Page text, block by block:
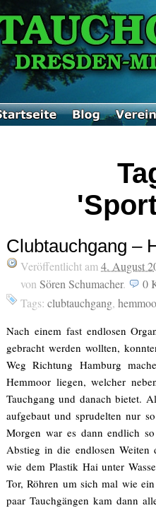
Clubtauchgang –
Veröffentlicht am 4. August
von Sören Schumacher. 0
Tags: clubtauchgang,
Nach einem fast endlosen
gebracht werden wollten,
Weg Richtung Hamburg
Hemmoor liegen, welcher
Tauchgang und danach bietet.
aufgebaut und sprudelten nur
Morgen war es dann endlich
Abstieg in die endlosen Weiten
wie dem Plastik Hai unter
Tor, Röhren um sich mal wie
paar Tauchgängen kam dann